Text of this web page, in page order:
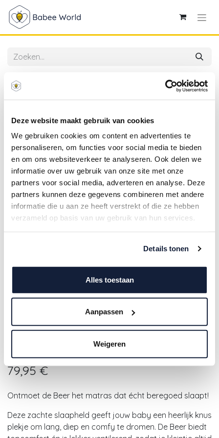
Deze website maakt gebruik van cookies
We gebruiken cookies om content en advertenties te
personaliseren, om functies voor social media te bieden
en om ons websiteverkeer te analyseren. Ook delen we
informatie over uw gebruik van onze site met onze
partners voor social media, adverteren en analyse. Deze
partners kunnen deze gegevens combineren met andere
informatie die u aan ze heeft verstrekt of die ze hebben
verzameld op basis van uw gebruik van hun services.
Details tonen
Alles toestaan
Aanpassen
Weigeren
Zzzoo | Matras vr Babybed Beer Polyetherschuim
60x120x11cm
Zzzoo | Matras vr Babybed Beer
Polyetherschuim 60x120x11cm
79,95€
Ontmoet de Beer het matras dat écht beregoed slaapt!
Deze zachte slaapheld geeft jouw baby een heerlijk knus
plekje om lang, diep en comfy te dromen. De Beer biedt